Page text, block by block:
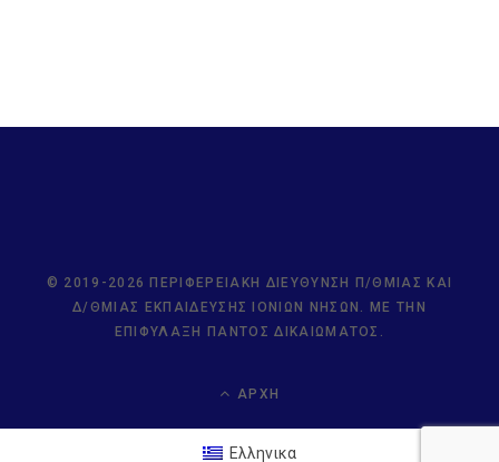
© 2019-2026 ΠΕΡΙΦΕΡΕΙΑΚΉ ΔΙΕΎΘΥΝΣΗ Π/ΘΜΙΑΣ ΚΑΙ
Δ/ΘΜΙΑΣ ΕΚΠΑΊΔΕΥΣΗΣ ΙΟΝΊΩΝ ΝΉΣΩΝ. ΜΕ ΤΗΝ
ΕΠΙΦΎΛΑΞΗ ΠΑΝΤΌΣ ΔΙΚΑΙΏΜΑΤΟΣ.
ΑΡΧΉ
Ελληνικα